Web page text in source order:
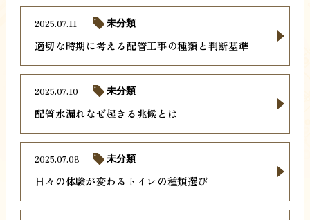
適切な時期に考える配管工事の種類と判断基準
2025.07.11 未分類
配管水漏れなぜ起きる兆候とは
2025.07.10 未分類
日々の体験が変わるトイレの種類選び
2025.07.08 未分類